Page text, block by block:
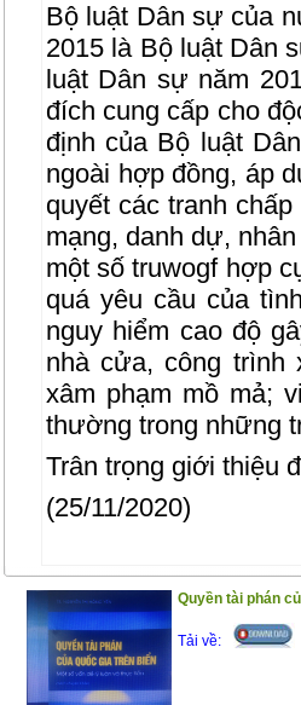
Bộ luật Dân sự của
2015 là Bộ luật Dân
luật Dân sự năm
đích cung cấp cho
định của Bộ luật
ngoài hợp đồng, áp
quyết các tranh
mạng, danh dự,
một số truwogf hợp
quá yêu cầu của
nguy hiểm cao độ
nhà cửa, công trình
xâm phạm mồ mả;
thường trong những
Trân trọng giới thiệu
(25/11/2020)
Quyền tài phán
Tải về: